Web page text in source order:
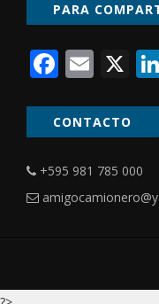
PARA
X
CONTACTO
+595 981 785 000